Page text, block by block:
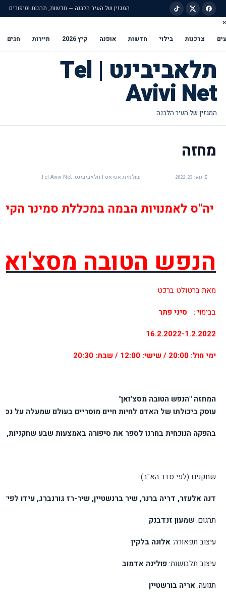
המגזין של העיר הלבנה — חדשות, תרבות וסיפורים
s
צרכנות בילוי חדשות אופנה קיץ 2026 תיירות חגים
תלאביבינט | Tel
Avivi Net
מחזה
ינואר 23, 2022 שולמית אטיאס | תלאביבינט -Tel Avivi Net
יה"ס לאמנויות הבמה במכללת סמינר
הנפשהטובהמסצ'
מאתברטולט ברכט
בבימוי : סיניפתר
16.2.2022-1.2.2022
ימיחול: 20:00 / שישי: 12:00 / שבת: 20:30
המחזה "הנפש הטובה מסצ'ואן"
עוסק ביכולתושל האדם לחיותחיים מוסריים בעולם שמעלה על נס
בהפקה הנוכחיתבחרנו לספר את סיפורה באמצעותשבעשחקניות,
שחקנים (לפי סדר הא"ב):
דנה אלעזר, דריה ברנר,שיר ברנשטיין,שיר-רז גורנברג,עידו
תרגום:שמעון זנדבנק
עיצוב תפאורה:אלונה בלקין
עיצוב תלבושות:פולינה אדמוב
תנועה:אריה בורשטיין